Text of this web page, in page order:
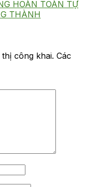
HOÀN TOÀN TỰ
THÀNH
công khai. Các